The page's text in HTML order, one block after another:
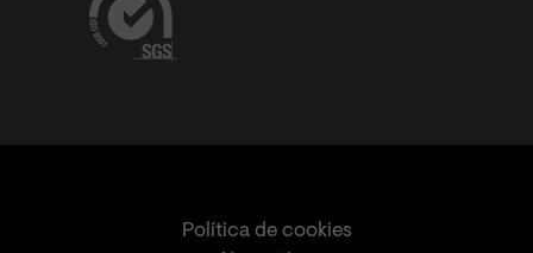
Política de cookies